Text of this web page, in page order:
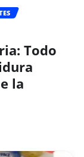
Todo
la